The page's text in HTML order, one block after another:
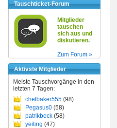
Tauschticket-Forum
Mitglieder
tauschen
sich aus und
diskutieren.
Zum Forum »
Aktivste Mitglieder
Meiste Tauschvorgänge in den
letzten 7 Tagen:
chetbaker555 (98)
Pegasus0 (58)
patrikbeck (58)
yeiting (47)